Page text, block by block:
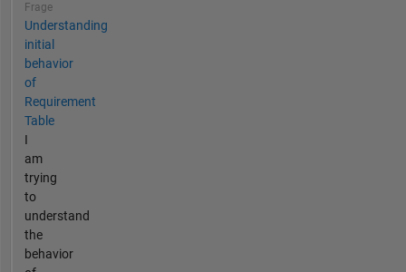
Frage
Understanding
initial
behavior
of
Requirement
Table
I
am
trying
to
understand
the
behavior